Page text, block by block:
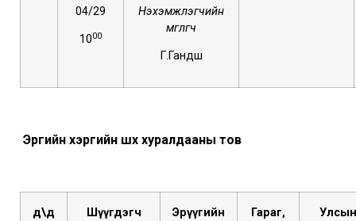
04/29
1000
Нэхэмжлэгчийн
өмгөөлөгч
Г.Гандөш
Эрүүгийн хэргийн шүүх хуралдааны тов
д\д Шүүгдэгч
Эрүүгийн
Гараг,
Улсын